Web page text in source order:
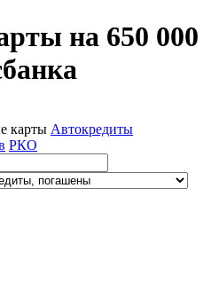
на 650 000
карты Автокредиты
РКО